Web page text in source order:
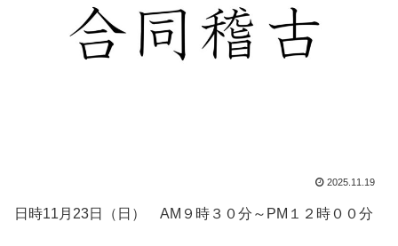
2025.11.19
日時11月23日（日） AM９時３０分～PM１２時００分